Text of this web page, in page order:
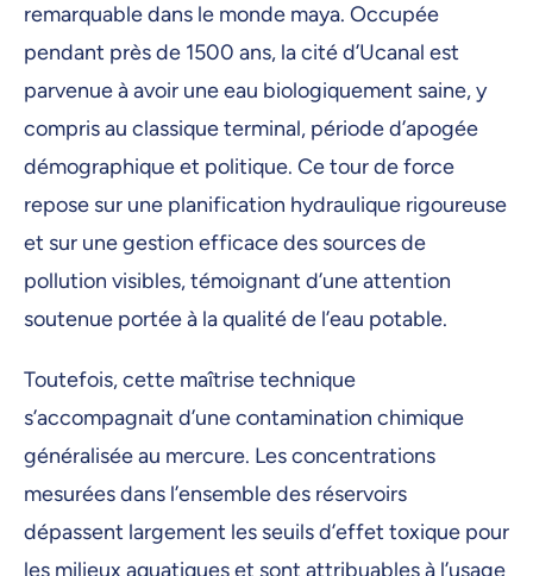
remarquable dans le monde maya. Occupée
pendant près de 1500 ans, la cité d’Ucanal est
parvenue à avoir une eau biologiquement saine, y
compris au classique terminal, période d’apogée
démographique et politique. Ce tour de force
repose sur une planification hydraulique rigoureuse
et sur une gestion efficace des sources de
pollution visibles, témoignant d’une attention
soutenue portée à la qualité de l’eau potable.
Toutefois, cette maîtrise technique
s’accompagnait d’une contamination chimique
généralisée au mercure. Les concentrations
mesurées dans l’ensemble des réservoirs
dépassent largement les seuils d’effet toxique pour
les milieux aquatiques et sont attribuables à l’usage